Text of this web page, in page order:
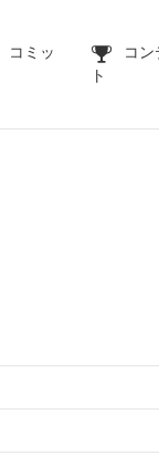
コミッ
コ
ト